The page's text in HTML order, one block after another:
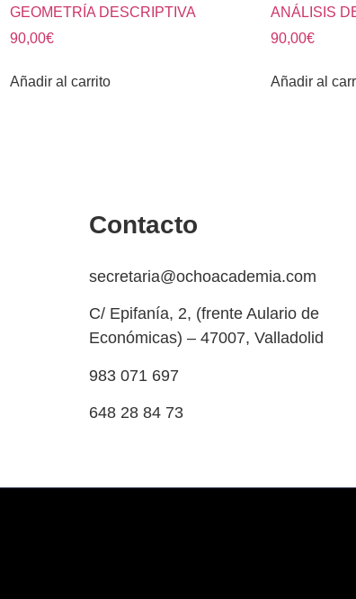
GEOMETRÍA DESCRIPTIVA
90,00€
Añadir al carrito
ANÁLISIS
90,00€
Añadir al
Contacto
secretaria@ochoacademia.com
C/ Epifanía, 2, (frente Aulario de
Económicas) – 47007, Valladolid
983 071 697
648 28 84 73